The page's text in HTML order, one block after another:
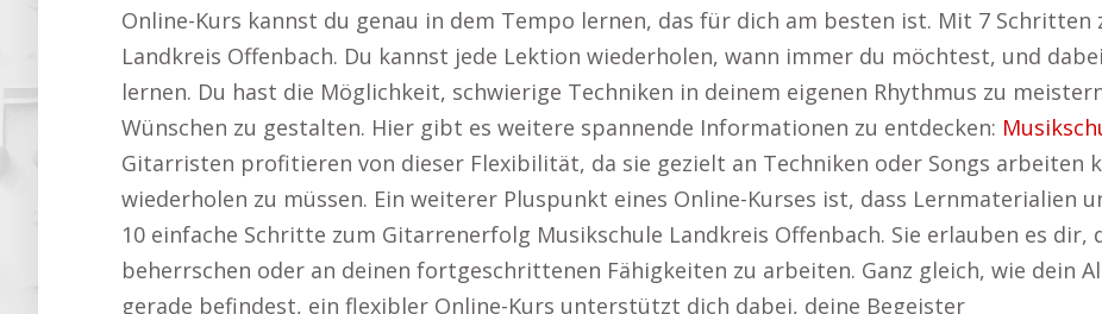
Online-Kurs kannst du genau in dem Tempo lernen, das für dich am besten ist. Mit 7
Landkreis Offenbach. Du kannst jede Lektion wiederholen, wann immer du möchtest, und
lernen. Du hast die Möglichkeit, schwierige Techniken in deinem eigenen Rhythmus zu
Wünschen zu gestalten. Hier gibt es weitere spannende Informationen zu entdecken:
Gitarristen profitieren von dieser Flexibilität, da sie gezielt an Techniken oder Songs arbeiten
wiederholen zu müssen. Ein weiterer Pluspunkt eines Online-Kurses ist, dass Lernmaterialien
10 einfache Schritte zum Gitarrenerfolg Musikschule Landkreis Offenbach. Sie erlauben es dir,
beherrschen oder an deinen fortgeschrittenen Fähigkeiten zu arbeiten. Ganz gleich, wie dein
gerade befindest, ein flexibler Online-Kurs unterstützt dich dabei, deine Begeister